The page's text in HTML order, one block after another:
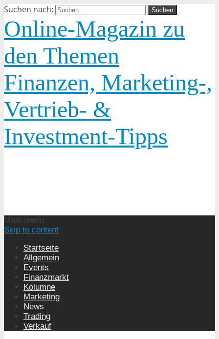
Suchen nach:
Online-Magazin zu
den Themen
Finanzen, Marketing-,
Vertrieb- &
Investment-Tipps
Main menu
Skip to content
Startseite
Allgemein
Events
Finanzmarkt
Kolumne
Marketing
News
Trading
Verkauf